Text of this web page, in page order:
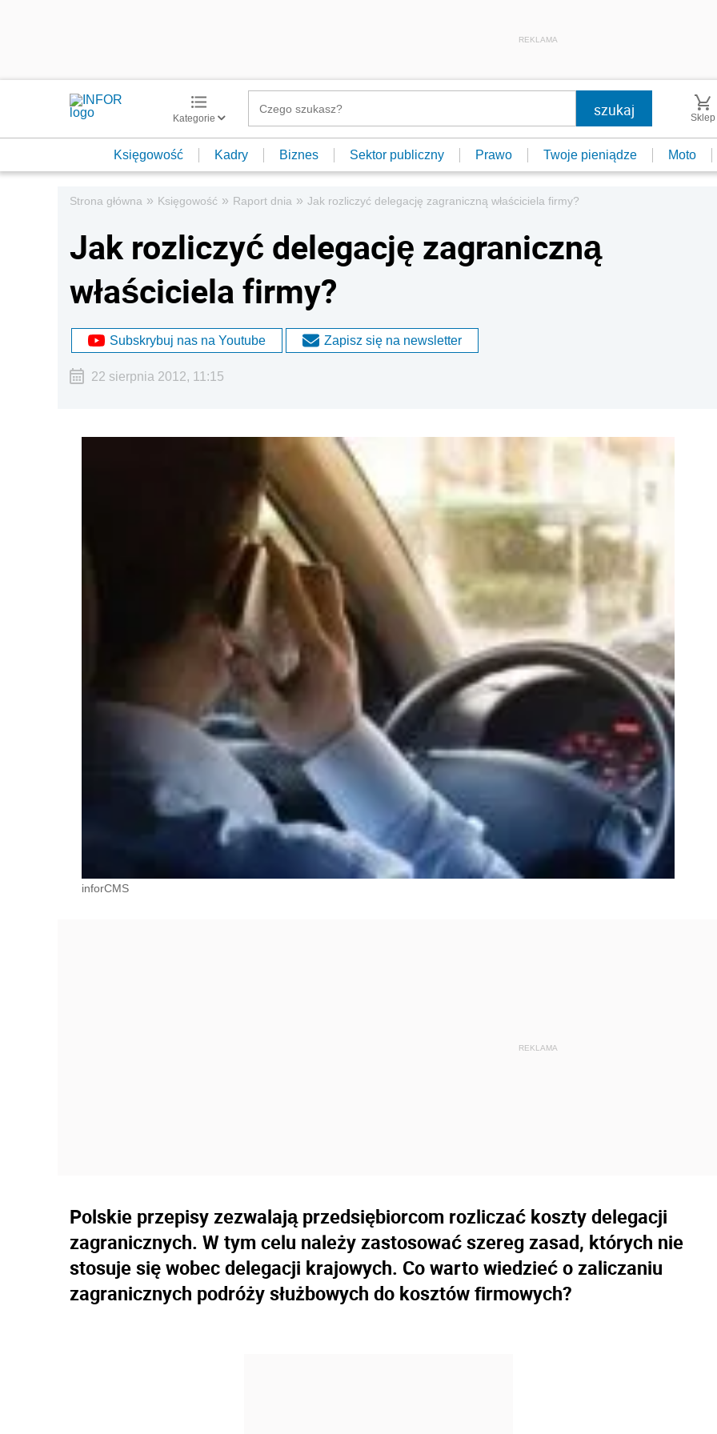
REKLAMA
Kategorie Sklep
Księgowość Kadry Biznes Sektor publiczny Prawo Twoje pieniądze Moto
Strona główna » Księgowość » Raport dnia » Jak rozliczyć delegację zagraniczną właściciela firmy?
Jak rozliczyć delegację zagraniczną
właściciela firmy?
Subskrybuj nas na Youtube Zapisz się na newsletter
22 sierpnia 2012, 11:15
inforCMS
Polskie przepisy zezwalają przedsiębiorcom rozliczać koszty delegacji
zagranicznych. W tym celu należy zastosować szereg zasad, których nie
stosuje się wobec delegacji krajowych. Co warto wiedzieć o zaliczaniu
zagranicznych podróży służbowych do kosztów firmowych?